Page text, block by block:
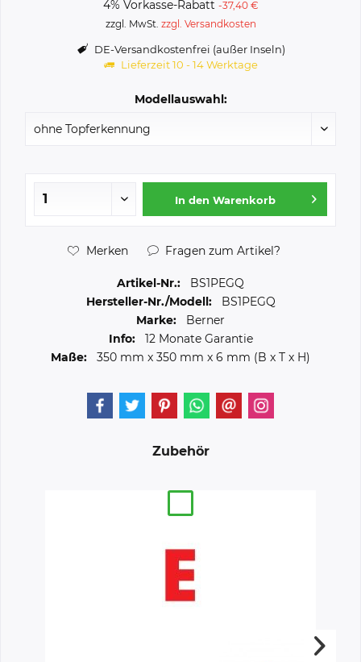
4% Vorkasse-Rabatt -37,40 €
zzgl. MwSt. zzgl. Versandkosten
DE-Versandkostenfrei (außer Inseln)
Lieferzeit 10 - 14 Werktage
Modellauswahl:
In den Warenkorb
Merken Fragen zum Artikel?
Artikel-Nr.:
BS1PEGQ
Hersteller-Nr./Modell:
BS1PEGQ
Marke:
Berner
Info:
12 Monate Garantie
Maße:
350 mm x 350 mm x 6 mm (B x T x H)
Zubehör